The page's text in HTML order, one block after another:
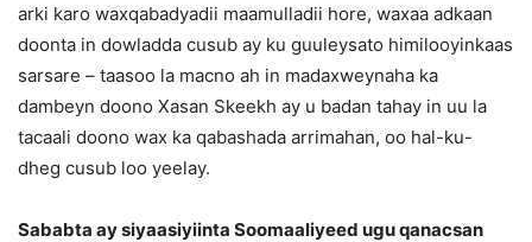
arki karo waxqabadyadii maamulladii hore, waxaa adkaan
doonta in dowladda cusub ay ku guuleysato himilooyinkaas
sarsare – taasoo la macno ah in madaxweynaha ka
dambeyn doono Xasan Skeekh ay u badan tahay in uu la
tacaali doono wax ka qabashada arrimahan, oo hal-ku-
dheg cusub loo yeelay.
Sababta ay siyaasiyiinta Soomaaliyeed ugu qanacsan